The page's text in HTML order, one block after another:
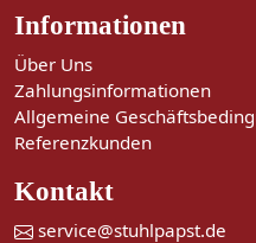
Informationen
Über Uns
Zahlungsinformationen
Allgemeine
Referenzkunden
Kontakt
service@stuhlpapst.de